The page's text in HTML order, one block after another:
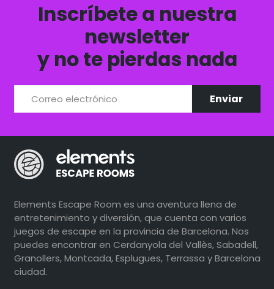
Inscríbete a nuestra
newsletter
y no te pierdas nada
Elements Escape Room es una aventura llena de
entretenimiento y diversión, que cuenta con varios
juegos de escape en la provincia de Barcelona. Nos
puedes encontrar en Cerdanyola del Vallès, Sabadell,
Granollers, Montcada, Esplugues, Terrassa y Barcelona
ciudad.